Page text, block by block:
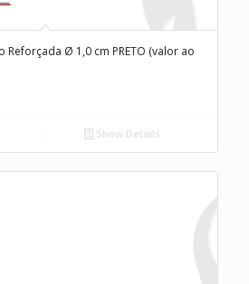
Reforçada Ø 1,0 cm PRETO (valor ao
Show Details